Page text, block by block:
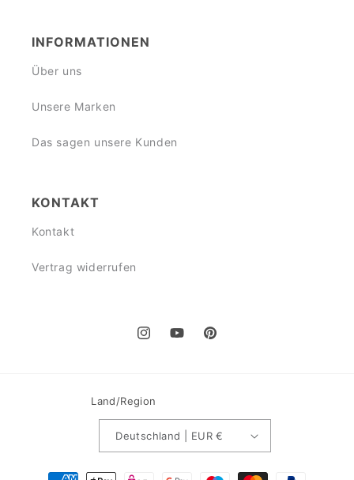
INFORMATIONEN
Über uns
Unsere Marken
Das sagen unsere Kunden
KONTAKT
Kontakt
Vertrag widerrufen
InstagramYouTubePinterest
Land/Region
Deutschland | EUR €
Zahlungsmethoden